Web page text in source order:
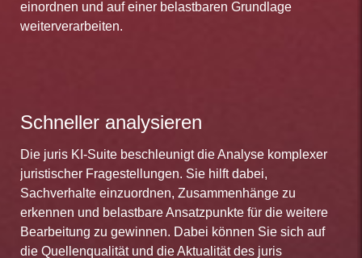
einordnen und auf einer belastbaren Grundlage
weiterverarbeiten.
Schneller analysieren
Die juris KI-Suite beschleunigt die Analyse komplexer
juristischer Fragestellungen. Sie hilft dabei,
Sachverhalte einzuordnen, Zusammenhänge zu
erkennen und belastbare Ansatzpunkte für die weitere
Bearbeitung zu gewinnen. Dabei können Sie sich auf
die Quellenqualität und die Aktualität des juris